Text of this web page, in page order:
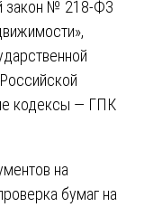
закон № 218-ФЗ
кодексы — ГПК
на
бумаг на